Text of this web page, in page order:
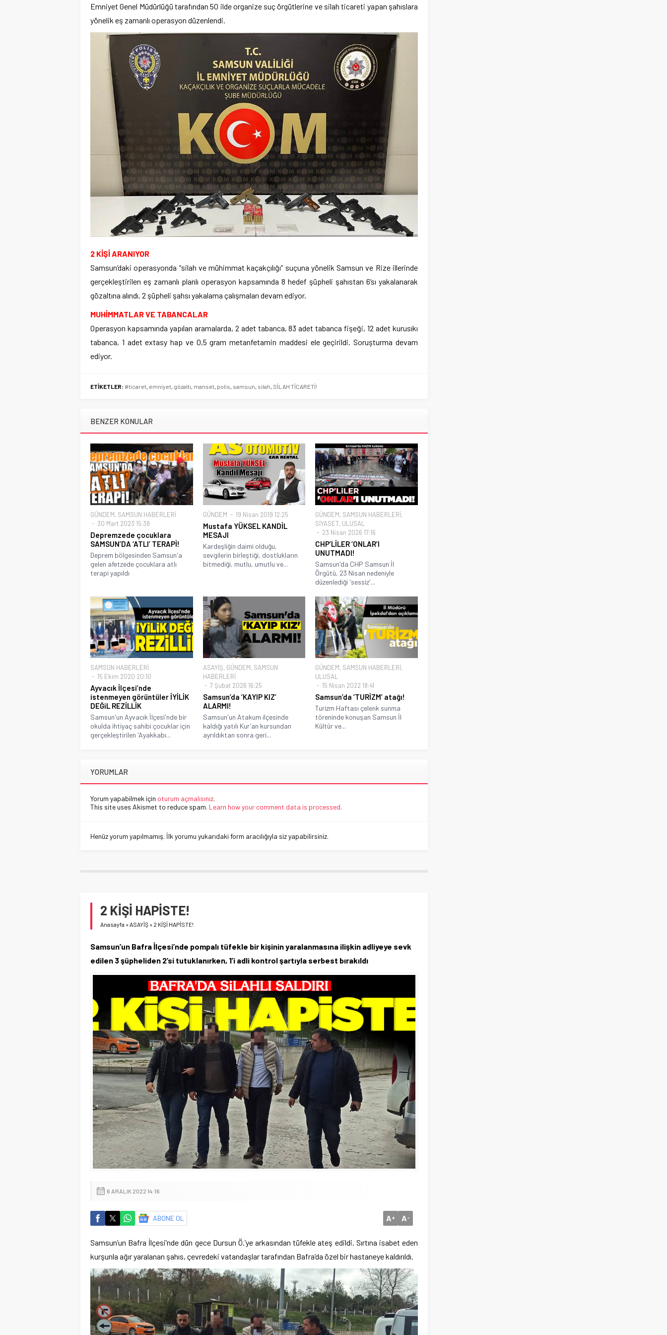
Emniyet Genel Müdürlüğü tarafından 50 ilde organize suç örgütlerine ve silah ticareti yapan şahıslara
yönelik eş zamanlı operasyon düzenlendi.
2 KİŞİ ARANIYOR
Samsun’daki operasyonda “silah ve mühimmat kaçakçılığı” suçuna yönelik Samsun ve Rize illerinde
gerçekleştirilen eş zamanlı planlı operasyon kapsamında 8 hedef şüpheli şahıstan 6’sı yakalanarak
gözaltına alındı. 2 şüpheli şahsı yakalama çalışmaları devam ediyor.
MUHİMMATLAR VE TABANCALAR
Operasyon kapsamında yapılan aramalarda, 2 adet tabanca, 83 adet tabanca fişeği, 12 adet kurusıkı
tabanca, 1 adet extasy hap ve 0,5 gram metanfetamin maddesi ele geçirildi. Soruşturma devam
ediyor.
ETİKETLER: #ticaret, emniyet, gözaltı, manset, polis, samsun, silah, SİLAH TİCARETİ!
BENZER KONULAR
GÜNDEM, SAMSUN HABERLERİ
30 Mart 2023 15:38
Depremzede çocuklara
SAMSUN’DA ‘ATLI’ TERAPİ!
Deprem bölgesinden Samsun'a
gelen afetzede çocuklara atlı
terapi yapıldı
GÜNDEM 19 Nisan 2019 12:25
Mustafa YÜKSEL KANDİL
MESAJI
Kardeşliğin daimi olduğu,
sevgilerin birleştiği, dostlukların
bitmediği, mutlu, umutlu ve...
GÜNDEM, SAMSUN HABERLERİ,
SİYASET, ULUSAL
23 Nisan 2026 17:16
CHP’LİLER ‘ONLAR’I
UNUTMADI!
Samsun'da CHP Samsun İl
Örgütü, 23 Nisan nedeniyle
düzenlediği 'sessiz'...
SAMSUN HABERLERİ
15 Ekim 2020 20:10
Ayvacık İlçesi’nde
istenmeyen görüntüler İYİLİK
DEĞiL REZİLLİK
Samsun'un Ayvacık İlçesi'nde bir
okulda ihtiyaç sahibi çocuklar için
gerçekleştirilen 'Ayakkabı...
ASAYİŞ, GÜNDEM, SAMSUN
HABERLERİ
7 Şubat 2026 16:25
Samsun’da ‘KAYIP KIZ’
ALARMI!
Samsun'un Atakum ilçesinde
kaldığı yatılı Kur’an kursundan
ayrıldıktan sonra geri...
GÜNDEM, SAMSUN HABERLERİ,
ULUSAL
15 Nisan 2022 18:41
Samsun’da ‘TURİZM’ atağı!
Turizm Haftası çelenk sunma
töreninde konuşan Samsun İl
Kültür ve...
YORUMLAR
Yorum yapabilmek için oturum açmalısınız.
This site uses Akismet to reduce spam. Learn how your comment data is processed.
Henüz yorum yapılmamış. İlk yorumu yukarıdaki form aracılığıyla siz yapabilirsiniz.
2 KİŞİ HAPİSTE!
Anasayfa »ASAYİŞ » 2 KİŞİ HAPİSTE!
Samsun’un Bafra İlçesi’nde pompalı tüfekle bir kişinin yaralanmasına ilişkin adliyeye sevk
edilen 3 şüpheliden 2’si tutuklanırken, 1’i adli kontrol şartıyla serbest bırakıldı
6 ARALIK 2022 14:16
ABONE OL A+ A-
Samsun’un Bafra İlçesi’nde dün gece Dursun Ö.’ye arkasından tüfekle ateş edildi. Sırtına isabet eden
kurşunla ağır yaralanan şahıs, çevredeki vatandaşlar tarafından Bafra’da özel bir hastaneye kaldırıldı.